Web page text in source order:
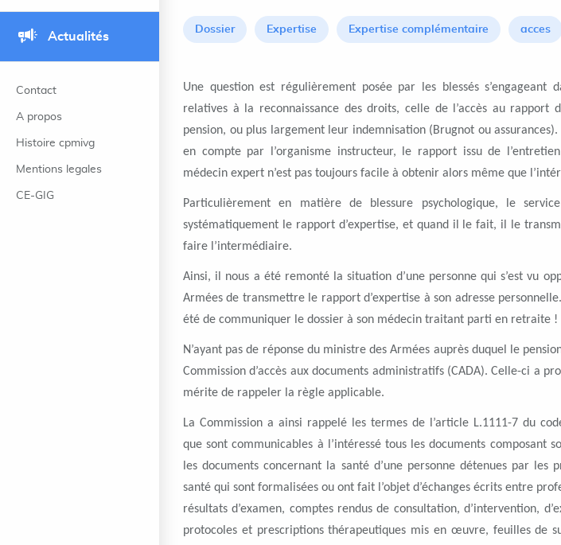
Actualités
Contact
A propos
Histoire cpmivg
Mentions legales
CE-GIG
Dossier Expertise Expertise complémentaire acces
Une question est régulièrement posée par les blessés s’engageant
relatives à la reconnaissance des droits, celle de l’accès au rapport
pension, ou plus largement leur indemnisation (Brugnot ou
en compte par l’organisme instructeur, le rapport issu de
médecin expert n’est pas toujours facile à obtenir alors même que
Particulièrement en matière de blessure psychologique, le
systématiquement le rapport d’expertise, et quand il le fait, il le
faire l’intermédiaire.
Ainsi, il nous a été remonté la situation d’une personne qui s’est vu
Armées de transmettre le rapport d’expertise à son adresse
été de communiquer le dossier à son médecin traitant parti en retraite !
N’ayant pas de réponse du ministre des Armées auprès duquel le
Commission d’accès aux documents administratifs (CADA). Celle-ci a
mérite de rappeler la règle applicable.
La Commission a ainsi rappelé les termes de l’article L.1111-7 du
que sont communicables à l’intéressé tous les documents composant
les documents concernant la santé d’une personne détenues par les
santé qui sont formalisées ou ont fait l’objet d’échanges écrits entre
résultats d’examen, comptes rendus de consultation, d’intervention,
protocoles et prescriptions thérapeutiques mis en œuvre, feuilles de